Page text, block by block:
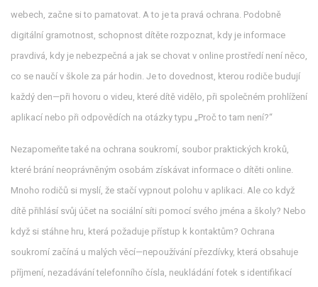
webech, začne si to pamatovat. A to je ta pravá ochrana. Podobně
digitální gramotnost, schopnost dítěte rozpoznat, kdy je informace
pravdivá, kdy je nebezpečná a jak se chovat v online prostředí není něco,
co se naučí v škole za pár hodin. Je to dovednost, kterou rodiče budují
každý den—při hovoru o videu, které dítě vidělo, při společném prohlížení
aplikací nebo při odpovědích na otázky typu „Proč to tam není?“
Nezapomeňte také na ochrana soukromí, soubor praktických kroků,
které brání neoprávněným osobám získávat informace o dítěti online.
Mnoho rodičů si myslí, že stačí vypnout polohu v aplikaci. Ale co když
dítě přihlásí svůj účet na sociální síti pomocí svého jména a školy? Nebo
když si stáhne hru, která požaduje přístup k kontaktům? Ochrana
soukromí začíná u malých věcí—nepoužívání přezdívky, která obsahuje
příjmení, nezadávání telefonního čísla, neukládání fotek s identifikací